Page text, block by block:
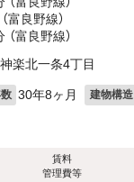
富良野線）
（富良野線）
楽北一条4丁目
30年8ヶ月 建物構造
賃料
管理費等